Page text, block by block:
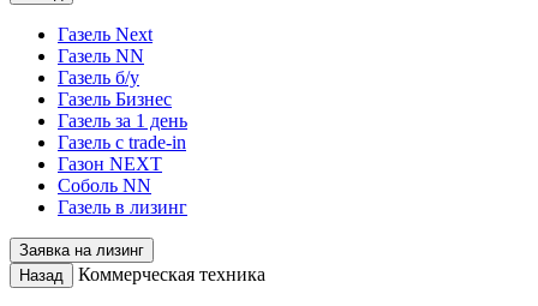
Газель Next
Газель NN
Газель б/у
Газель Бизнес
Газель за 1 день
Газель с trade-in
Газон NEXT
Соболь NN
Газель в лизинг
Заявка на лизинг
Назад
Коммерческая техника